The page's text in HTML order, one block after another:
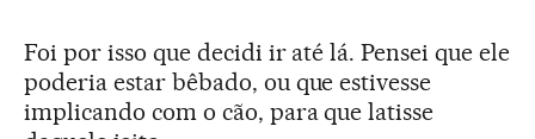
Foi por isso que decidi ir até lá. Pensei que ele
poderia estar bêbado, ou que estivesse
implicando com o cão, para que latisse